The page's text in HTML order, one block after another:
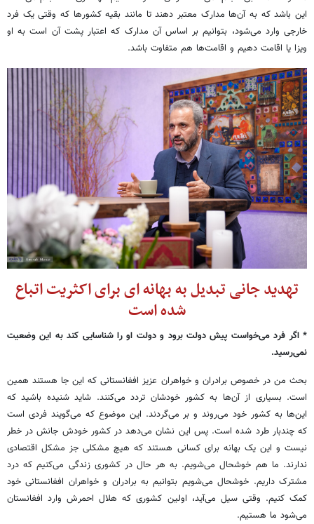
این باشد که به آن‌ها مدارک معتبر دهند تا مانند بقیه کشورها که وقتی یک فرد
خارجی وارد می‌شود، بتوانیم بر اساس آن مدارک که اعتبار پشت آن است به او
ویزا یا اقامت دهیم و اقامت‌ها هم متفاوت باشد.
تهدید جانی تبدیل به بهانه ای برای اکثریت اتباع
شده است
* اگر فرد می‌خواست پیش دولت برود و دولت او را شناسایی کند به این وضعیت
نمی‌رسید.
بحث من در خصوص برادران و خواهران عزیز افغانستانی که این جا هستند همین
است. بسیاری از آن‌ها به کشور خودشان تردد می‌کنند. شاید شنیده باشید که
این‌ها به کشور خود می‌روند و بر می‌گردند. این موضوع که می‌گویند فردی است
که چندبار طرد شده است. پس این نشان می‌دهد در کشور خودش جانش در خطر
نیست و این یک بهانه برای کسانی هستند که هیچ مشکلی جز مشکل اقتصادی
ندارند. ما هم خوشحال می‌شویم. به هر حال در کشوری زندگی می‌کنیم که درد
مشترک داریم. خوشحال می‌شویم بتوانیم به برادران و خواهران افغانستانی خود
کمک کنیم. وقتی سیل می‌آید، اولین کشوری که هلال احمرش وارد افغانستان
می‌شود ما هستیم.